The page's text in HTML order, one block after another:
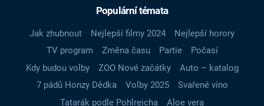
Populární témata
Jak zhubnout Nejlepší filmy 2024
Nejlepší horory
TV program
Změna času Partie
Počasí
Kdy budou volby
ZOO Nové začátky
Auto – katalog
7 pádů Honzy Dědka
Volby 2025
Svařené víno
Tatarák podle Pohlreicha
Aloe vera